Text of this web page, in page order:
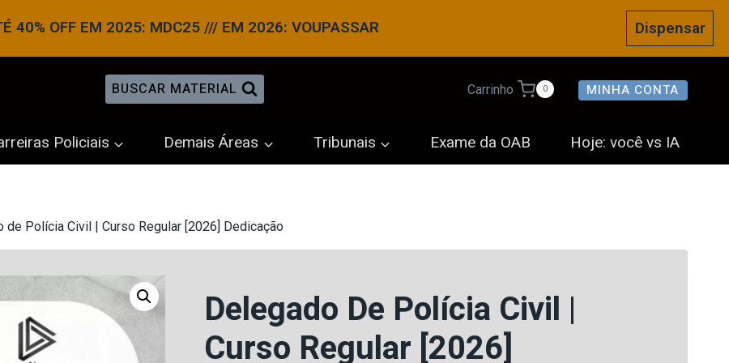
40% OFF EM 2025: MDC25 /// EM 2026: VOUPASSAR Dispensar
BUSCAR MATERIAL Carrinho 0 MINHA CONTA
Policiais Demais Áreas Tribunais Exame da OAB Hoje: você vs IA
de Polícia Civil | Curso Regular [2026] Dedicação
Delegado De Polícia Civil |
Curso Regular [2026]